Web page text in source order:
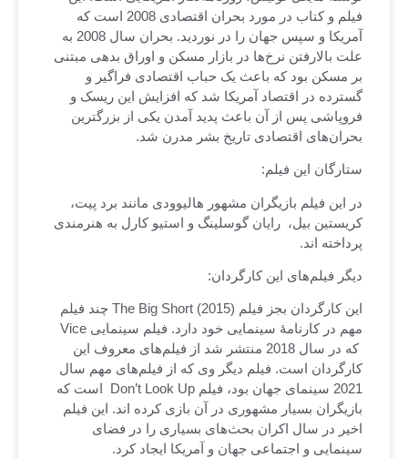
فیلم و کتاب در مورد بحران اقتصادی 2008 است که
آمریکا و سپس جهان را در نوردید. بحران سال 2008 به
علت بالارفتن نرخ‌ها در بازار مسکن و اوراق بدهی مبتنی
بر مسکن بود که باعث یک حباب اقتصادی فراگیر و
گسترده در اقتصاد آمریکا شد که افزایش این ریسک و
فروپاشی پس از آن باعث پدید آمدن یکی از بزرگترین
بحران‌های اقتصادی تاریخ بشر مدرن شد.
ستارگان این فیلم:
در این فیلم بازیگران مشهور هالیوودی مانند برد پیت،
کریستین بیل، رایان گوسلینگ و استیو کارل به هنرمندی
پرداخته اند.
دیگر فیلم‌های این کارگردان:
این کارگردان بجز فیلم (2015) The Big Short چند فیلم
مهم در کارنامۀ سینمایی خود دارد. فیلم سینمایی Vice
که در سال 2018 منتشر شد از فیلم‌های معروف این
کارگردان است. فیلم دیگر وی که از فیلم‌های مهم سال
2021 سینمای جهان بود، فیلم Don’t Look Up است که
بازیگران بسیار مشهوری در آن بازی کرده اند. این فیلم
اخیر در سال اکران بحث‌های بسیاری را در فضای
سینمایی و اجتماعی جهان و آمریکا ایجاد کرد.